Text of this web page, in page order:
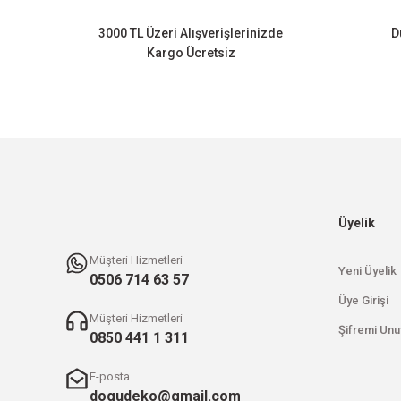
Ürün fiyatı diğer sitelerden daha pahalı.
Bu ürüne benzer farklı alternatifler olmalı.
3000 TL Üzeri Alışverişlerinizde
Kargo Ücretsiz
Müşteri Hizmetleri
0506 714 63 57
Müşteri Hizmetleri
0850 441 1 311
E-posta
dogudeko@gmail.com
Üyelik
Yeni Üyelik
Üye Girişi
Şifremi